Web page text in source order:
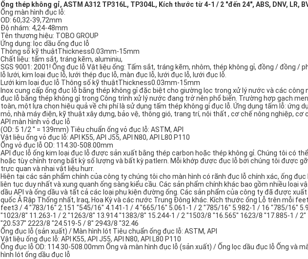
Ống thép không gỉ, ASTM A312 TP316L, TP304L, Kích thước từ 4-1 / 2 "đến 24", ABS, DNV, LR,
Ống màn hình đục lỗ:
OD: 60,32-39,72mm
Độ nhám: 4,24-48mm
Tên thương hiệu: TOBO GROUP
Ứng dụng: lọc dầu ống đục lỗ
Thông số kỹ thuậtThickness0.03mm-15mm
Chất liệu: tấm sắt, tráng kẽm, aluminiu,
SGS 9001: 2001! Ống đục lỗ Vật liệu ống: Tấm sắt, tráng kẽm, nhôm, thép không gỉ, đồng / đồng /
lỗ lưới, kim loại đục lỗ, lưới thép đục lỗ, màn đục lỗ, lưới đục lỗ, lưới đục lỗ.
Lưới kim loại đục lỗ Thông số kỹ thuậtThickness0.03mm-15mm
Inox cung cấp ống đục lỗ bằng thép không gỉ đặc biệt cho giường lọc trong xử lý nước và các công
đục lỗ bằng thép không gỉ trong Công trình xử lý nước đang trở nên phổ biến. Trường hợp gạch
toàn, một lựa chọn hiệu quả về chi phí là sử dụng tấm thép không gỉ đục lỗ. Ứng dụng tấm lỗ: ứng
mỏ, nhà máy điện, kỹ thuật xây dựng, bảo vệ, thông gió, trang trí, nội thất , cơ chế nông nghiệp, cơ
API màn hình vỏ đục lỗ
(OD: 5 1/2 '' = 139mm) Tiêu chuẩn ống vỏ đục lỗ: ASTM, API
Vật liệu ống vỏ đục lỗ: API K55, API J55, API N80, API L80 P110
Ống vỏ đục lỗ OD: 114.30-508.00mm
API đục lỗ ống kim loại đục lỗ được sản xuất bằng thép carbon hoặc thép không gỉ. Chúng tôi có
hoặc tùy chỉnh trong bất kỳ số lượng và bất kỳ patlern. Mỗi khớp được đục lỗ bởi chúng tôi được
trực quan và nhai vật liệu hurr.
Hiện tại các sản phẩm chính của công ty chúng tôi cho màn hình có rãnh đục lỗ chính xác, ống đục
liên tục duy nhất và xung quanh ống sàng kiểu cầu. Các sản phẩm chính khác bao gồm nhiều loại
dầu API và ống dầu và tất cả các loại phụ kiện đường ống. Các sản phẩm của công ty đã được
quốc Ả Rập Thống nhất, Iraq, Hoa Kỳ và các nước Trung Đông khác. Kích thước ống Lỗ trên mỗi
feet3 / 4 "783/16" 2.151 "545/16" 4.141-1 / 4 "665/16" 5.061-1 / 2 "785/16" 5.982-1 / 16 "785/16"
"1023/8" 11.263-1 / 2 "1263/8" 13.914 "1383/8" 15.244-1 / 2 "1503/8 "16.565" 1623/8 "17.885-1 /
"20.537" 2223/8 "24.519-5 / 8" 2943/8 "32.46
Ống đục lỗ (sản xuất) / Màn hình lót Tiêu chuẩn ống đục lỗ: ASTM, API
Vật liệu ống đục lỗ: API K55, API J55, API N80, API L80 P110
Ống đục lỗ OD: 114.30-508.00mm Ống và màn hình đục lỗ (sản xuất) / Ống lọc dầu đục lỗ Ống và
hình lót ống dầu đục lỗ